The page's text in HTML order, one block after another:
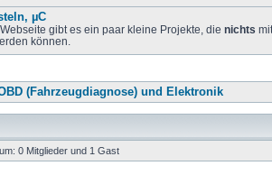
µC
gibt es ein paar kleine Projekte, die nichts
können.
(Fahrzeugdiagnose) und Elektronik
0 Mitglieder und 1 Gast